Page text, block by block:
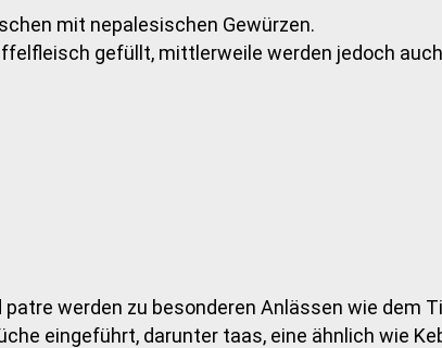
mit nepalesischen Gewürzen.
gefüllt, mittlerweile werden jedoch
werden zu besonderen Anlässen wie dem
eingeführt, darunter taas, eine ähnlich wie